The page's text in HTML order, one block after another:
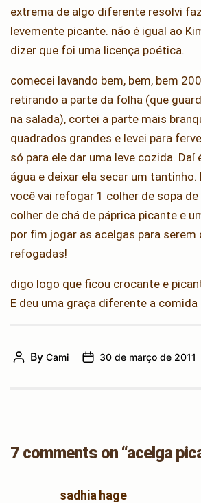
extrema de algo diferente resolvi
levemente picante. não é igual ao
dizer que foi uma licença poética.
comecei lavando bem, bem, bem
retirando a parte da folha (que
na salada), cortei a parte mais
quadrados grandes e levei para
só para ele dar uma leve cozida. Daí
água e deixar ela secar um tantinho.
você vai refogar 1 colher de sopa
colher de chá de páprica picante e
por fim jogar as acelgas para
refogadas!
digo logo que ficou crocante e
E deu uma graça diferente a
PostBy Cami
Post30 de março de 2011
7 comments on “acelga
sadhia hagesays: